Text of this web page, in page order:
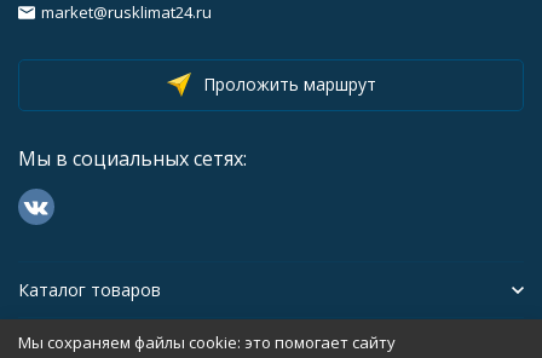
market@rusklimat24.ru
Проложить маршрут
Мы в социальных сетях:
Каталог товаров
Помощь
Мы сохраняем файлы cookie: это помогает сайту